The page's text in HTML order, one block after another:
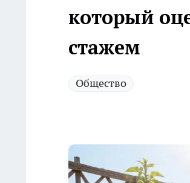
который
стажем
Общество